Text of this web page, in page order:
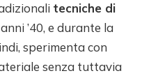
tecniche di
’40, e durante la
sperimenta con
senza tuttavia